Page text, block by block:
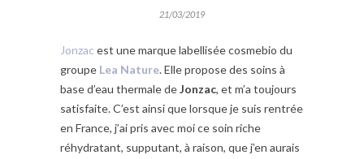
21/03/2019
Jonzac est une marque labellisée cosmebio du
groupe Lea Nature. Elle propose des soins à
base d’eau thermale deJonzac, et m’a toujours
satisfaite. C’est ainsi que lorsque je suis rentrée
en France, j’ai pris avec moi ce soin riche
réhydratant, supputant, à raison, que j’en aurais